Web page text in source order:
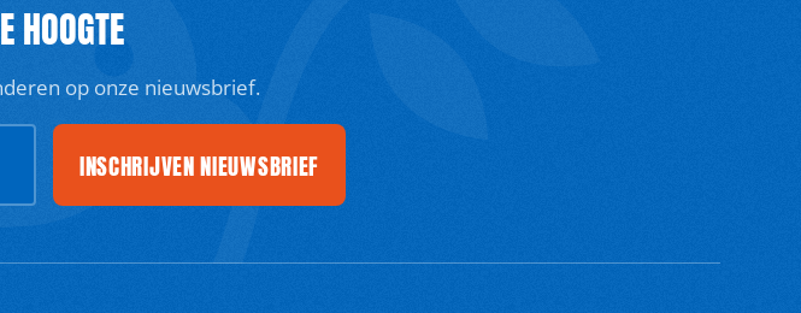
HOOGTE
op onze nieuwsbrief.
INSCHRIJVEN NIEUWSBRIEF